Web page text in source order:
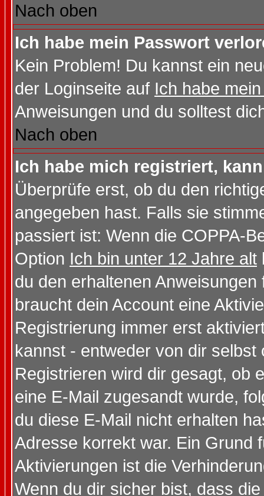
Nach oben
Ich habe mein Passwort
Kein Problem! Du kannst ein
der Loginseite auf Ich habe
Anweisungen und du solltest
Nach oben
Ich habe mich registriert,
Überprüfe erst, ob du den
angegeben hast. Falls sie
passiert ist: Wenn die COPPA-
Option Ich bin unter 12 Jahre alt
du den erhaltenen
braucht dein Account eine
Registrierung immer erst
kannst - entweder von dir selbst
Registrieren wird dir gesagt, ob
eine E-Mail zugesandt wurde,
du diese E-Mail nicht erhalten
Adresse korrekt war. Ein Grund
Aktivierungen ist die
Wenn du dir sicher bist, dass